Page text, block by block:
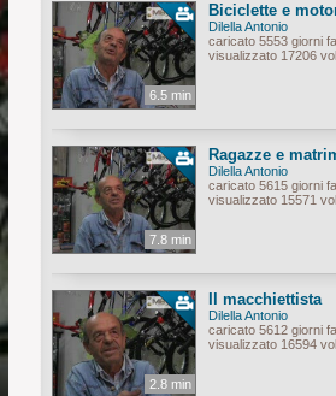
6.5 min
Biciclette e
Dilella Antonio
caricato 5553 giorni fa
visualizzato 17206
7.8 min
Ragazze e
Dilella Antonio
caricato 5615 giorni fa
visualizzato 15571
2.8 min
Il macchiettista
Dilella Antonio
caricato 5612 giorni fa
visualizzato 16594